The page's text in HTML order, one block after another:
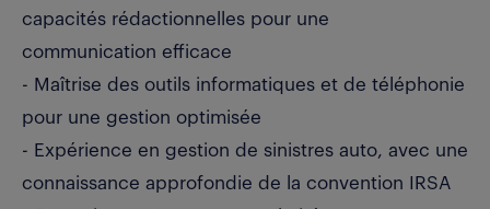
capacités rédactionnelles pour une
communication efficace
- Maîtrise des outils informatiques et de téléphonie
pour une gestion optimisée
- Expérience en gestion de sinistres auto, avec une
connaissance approfondie de la convention IRSA